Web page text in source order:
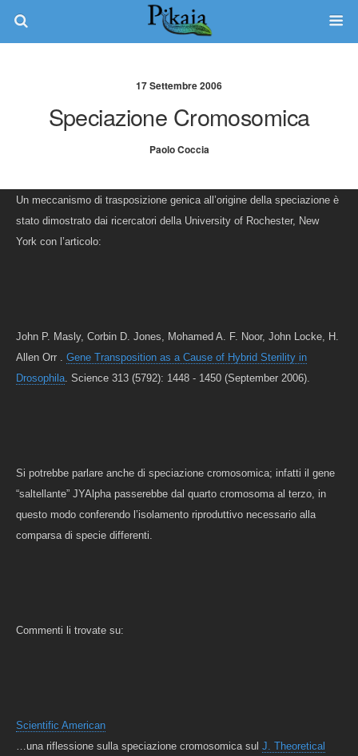
17 Settembre 2006
Speciazione Cromosomica
Paolo Coccia
Un meccanismo di trasposizione genica all’origine della speciazione è
stato dimostrato dai ricercatori della University of Rochester, New
York con l’articolo:
John P. Masly, Corbin D. Jones, Mohamed A. F. Noor, John Locke, H.
Allen Orr . Gene Transposition as a Cause of Hybrid Sterility in
Drosophila. Science 313 (5792): 1448 - 1450 (September 2006).
Si potrebbe parlare anche di speciazione cromosomica; infatti il gene
“saltellante” JYAlpha passerebbe dal quarto cromosoma al terzo, in
questo modo conferendo l’isolamento riproduttivo necessario alla
comparsa di specie differenti.
Commenti li trovate su:
Scientific American
…una riflessione sulla speciazione cromosomica sul J. Theoretical